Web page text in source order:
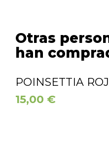
Otras
han
POINSETTIA
15,00 €